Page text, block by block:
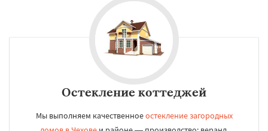
Остекление коттеджей
Мы выполняем качественноеостекление загородных